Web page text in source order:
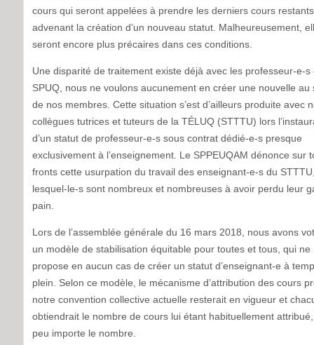
cours qui seront appelées à prendre les derniers cours restants
advenant la création d’un nouveau statut. Malheureusement,
seront encore plus précaires dans ces conditions.
Une disparité de traitement existe déjà avec les professeur-e-s
SPUQ, nous ne voulons aucunement en créer une nouvelle au
de nos membres. Cette situation s’est d’ailleurs produite avec
collègues tutrices et tuteurs de la TÉLUQ (STTTU) lors
d’un statut de professeur-e-s sous contrat dédié-e-s presque
exclusivement à l’enseignement. Le SPPEUQAM dénonce sur
fronts cette usurpation du travail des enseignant-e-s du
lesquel-le-s sont nombreux et nombreuses à avoir perdu leur
pain.
Lors de l’assemblée générale du 16 mars 2018, nous avons
un modèle de stabilisation équitable pour toutes et tous, qui ne
propose en aucun cas de créer un statut d’enseignant-e à
plein. Selon ce modèle, le mécanisme d’attribution des cours
notre convention collective actuelle resterait en vigueur et
obtiendrait le nombre de cours lui étant habituellement
peu importe le nombre.